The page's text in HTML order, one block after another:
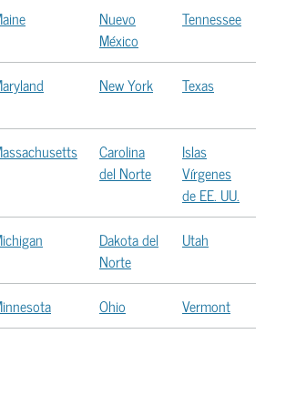
Nuevo
México
Tennessee
New York Texas
Carolina
del Norte
Islas
Vírgenes
de EE. UU.
Dakota del
Norte
Utah
Ohio Vermont